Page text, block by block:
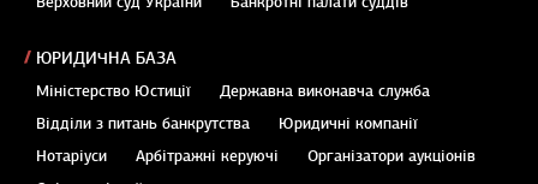
ЮРИДИЧНА БАЗА
Міністерство Юстиції
Державна виконавча служба
Відділи з питань банкрутства
Юридичні компанії
Нотаріуси
Арбітражні керуючі
Організатори аукціонів